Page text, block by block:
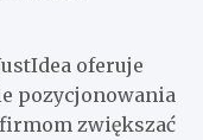
oferuje
pozycjonowania
zwiększać